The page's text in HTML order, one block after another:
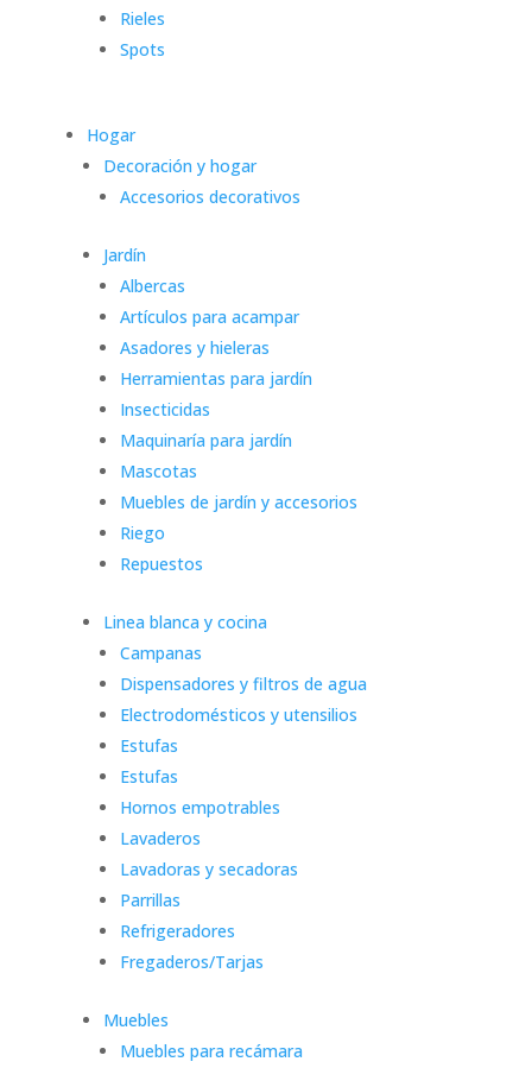
Rieles
Spots
Hogar
Decoración y hogar
Accesorios decorativos
Jardín
Albercas
Artículos para acampar
Asadores y hieleras
Herramientas para jardín
Insecticidas
Maquinaría para jardín
Mascotas
Muebles de jardín y accesorios
Riego
Repuestos
Linea blanca y cocina
Campanas
Dispensadores y filtros de agua
Electrodomésticos y utensilios
Estufas
Estufas
Hornos empotrables
Lavaderos
Lavadoras y secadoras
Parrillas
Refrigeradores
Fregaderos/Tarjas
Muebles
Muebles para recámara